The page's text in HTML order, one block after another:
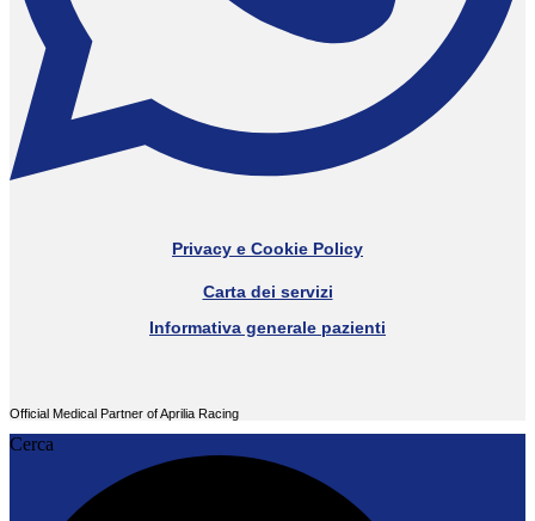
Privacy e Cookie Policy
Carta dei servizi
Informativa generale pazienti
Official Medical Partner of Aprilia Racing
Cerca